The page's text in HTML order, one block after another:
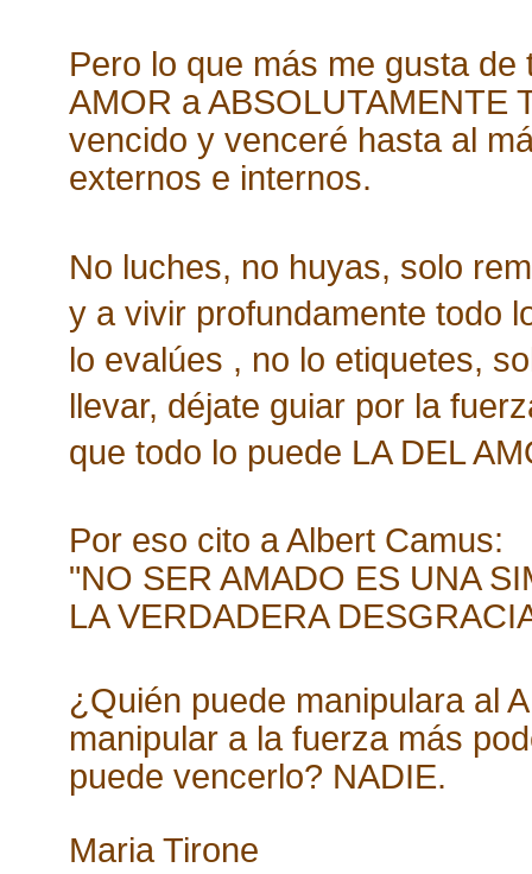
Pero lo que más me gusta
AMOR a ABSOLUTAMENTE
vencido y venceré hasta al
externos e internos.
No luches, no huyas, solo
y a vivir profundamente todo
lo evalúes , no lo etiquetes,
llevar, déjate guiar por la
que todo lo puede LA DEL
Por eso cito a Albert Camus:
"NO SER AMADO ES UNA
LA VERDADERA
¿Quién puede manipulara al
manipular a la fuerza más
puede vencerlo? NADIE.
Maria Tirone